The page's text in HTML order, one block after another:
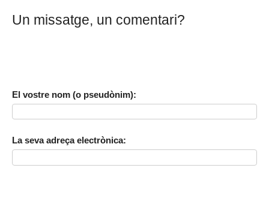
Un missatge, un comentari?
El vostre nom (o pseudònim):
La seva adreça electrònica: